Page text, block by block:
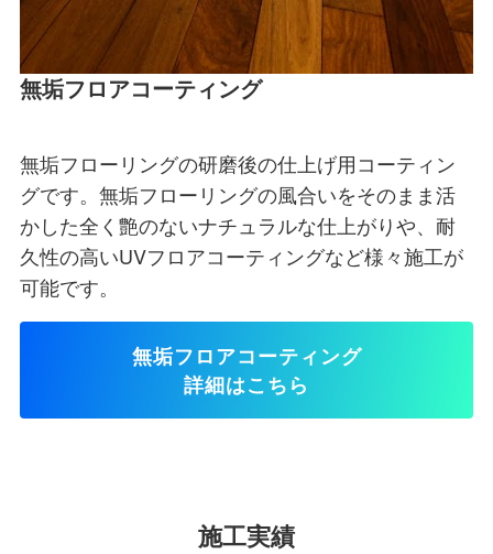
無垢フロアコーティング
無垢フローリングの研磨後の仕上げ用コーティン
グです。無垢フローリングの風合いをそのまま活
かした全く艶のないナチュラルな仕上がりや、耐
久性の高いUVフロアコーティングなど様々施工が
可能です。
無垢フロアコーティング
詳細はこちら
施工実績